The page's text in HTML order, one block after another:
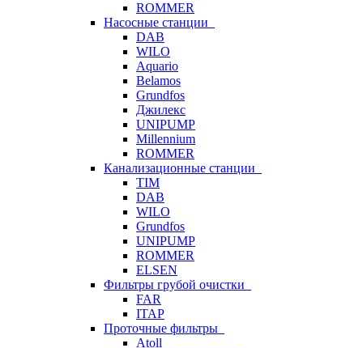
ROMMER
Насосные станции
DAB
WILO
Aquario
Belamos
Grundfos
Джилекс
UNIPUMP
Millennium
ROMMER
Канализационные станции
TIM
DAB
WILO
Grundfos
UNIPUMP
ROMMER
ELSEN
Фильтры грубой очистки
FAR
ITAP
Проточные фильтры
Atoll